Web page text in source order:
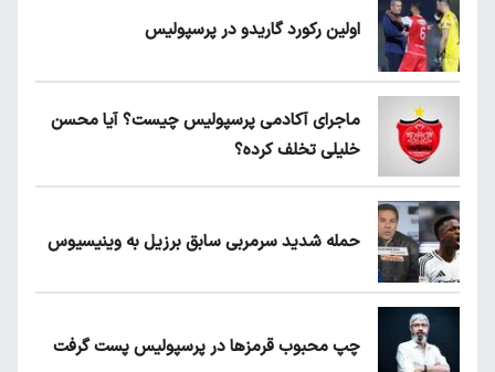
اولین رکورد گاریدو در پرسپولیس
ماجرای آکادمی پرسپولیس چیست؟ آیا محسن
خلیلی تخلف کرده؟
حمله شدید سرمربی سابق برزیل به وینیسیوس
چپ محبوب قرمزها در پرسپولیس پست گرفت